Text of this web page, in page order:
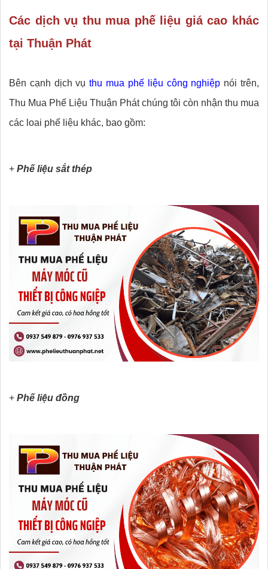
Các dịch vụ thu mua phế liệu giá cao khác
tại Thuận Phát
Bên cạnh dịch vụthu mua phế liệu công nghiệp nói trên,
Thu Mua Phế Liệu Thuận Phát chúng tôi còn nhận thu mua
các loai phế liệu khác, bao gồm:
+ Phế liệu sắt thép
+ Phế liệu đồng